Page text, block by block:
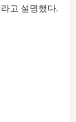
고 설명했다.